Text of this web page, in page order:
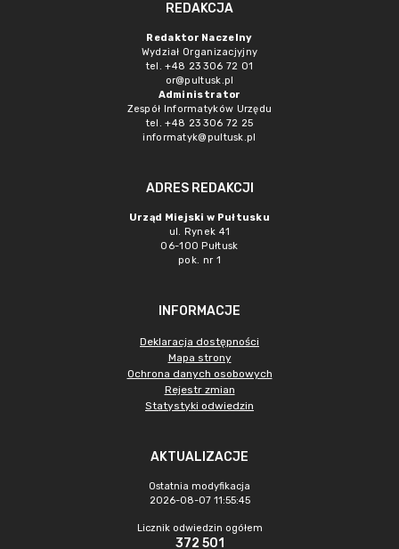
REDAKCJA
Redaktor Naczelny
Wydział Organizacjyjny
tel. +48 23 306 72 01
or@pultusk.pl
Administrator
Zespół Informatyków Urzędu
tel. +48 23 306 72 25
informatyk@pultusk.pl
ADRES REDAKCJI
Urząd Miejski w Pułtusku
ul. Rynek 41
06-100 Pułtusk
pok. nr 1
INFORMACJE
Deklaracja dostępności
Mapa strony
Ochrona danych osobowych
Rejestr zmian
Statystyki odwiedzin
AKTUALIZACJE
Ostatnia modyfikacja
2026-08-07 11:55:45
Licznik odwiedzin ogółem
372 501